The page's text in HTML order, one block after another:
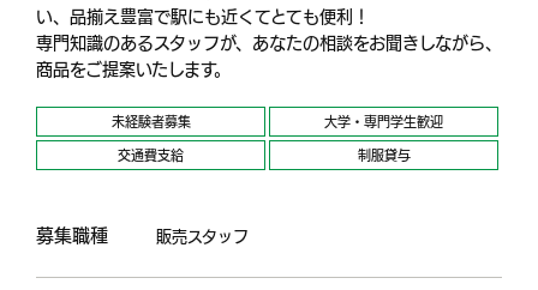
い、品揃え豊富で駅にも近くてとても便利！
専門知識のあるスタッフが、あなたの相談をお聞きしながら、
商品をご提案いたします。
未経験者募集 大学・専門学生歓迎
交通費支給 制服貸与
募集職種 販売スタッフ